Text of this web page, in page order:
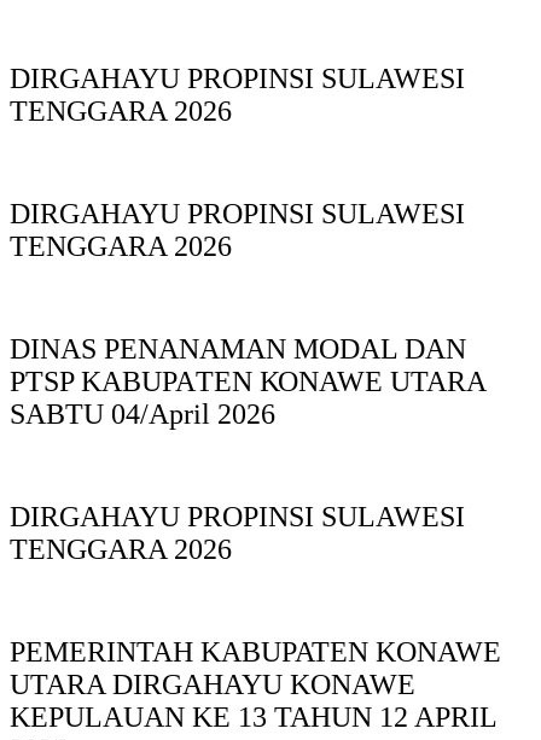
DIRGAHAYU PROPINSI SULAWESI
TENGGARA 2026
DIRGAHAYU PROPINSI SULAWESI
TENGGARA 2026
DINAS PΕΝΑΝΑΜAN MODAL DAN
PTSP KABUPAΤΕΝ ΚΟNAWE UTARA
SABTU 04/April 2026
DIRGAHAYU PROPINSI SULAWESI
TENGGARA 2026
PEMERINTAH KABUPATEN KONAWE
UTARA DIRGAHAYU KONAWE
KEPULAUAN KE 13 TAHUN 12 APRIL